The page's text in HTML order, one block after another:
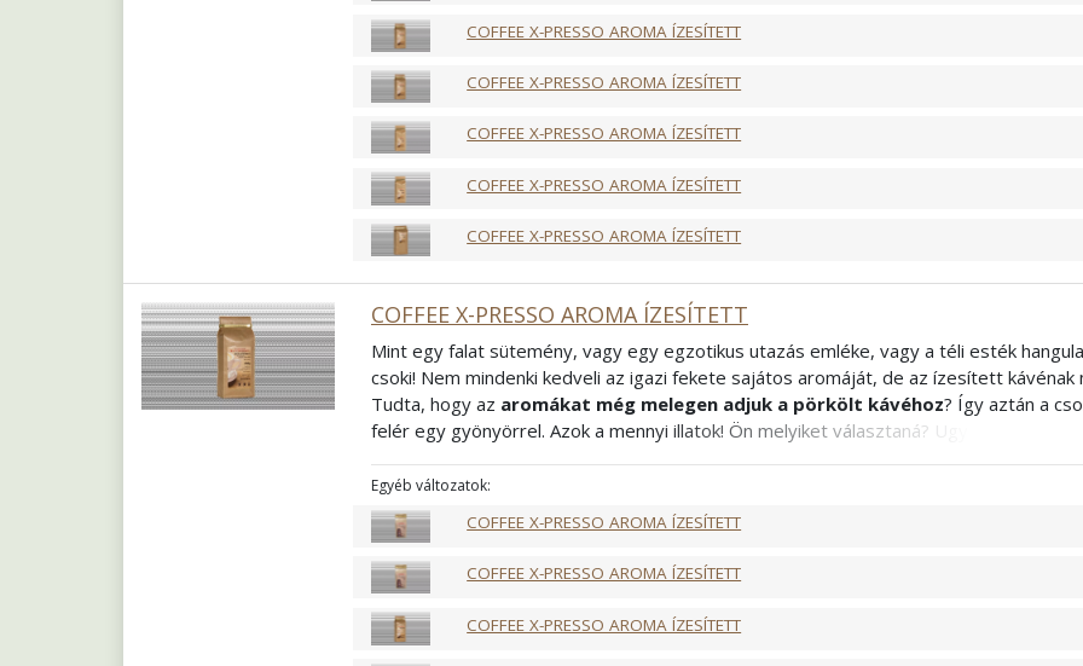
COFFEE X-PRESSO AROMA ÍZESÍTETT
COFFEE X-PRESSO AROMA ÍZESÍTETT
COFFEE X-PRESSO AROMA ÍZESÍTETT
COFFEE X-PRESSO AROMA ÍZESÍTETT
COFFEE X-PRESSO AROMA ÍZESÍTETT
COFFEE X-PRESSO AROMA ÍZESÍTETT
Mint egy falat sütemény, vagy egy egzotikus utazás emléke, vagy a téli esték
csoki! Nem mindenki kedveli az igazi fekete sajátos aromáját, de az ízesített kávénak
Tudta, hogy az aromákat még melegen adjuk a pörkölt kávéhoz? Így aztán a
felér egy gyönyörrel. Azok a mennyi illatok! Ön melyiket választaná? Ugye, hogy nem
tejalapú italok elkészítéséhez, tejes kávékhoz ajánljuk
fogyaszthatja. Egy ilyen kávé után - higgye el - még a kedve is jobb lesz!
Pörkölés
Közép francia
Őrlés
Szemes
Egyéb változatok:
COFFEE X-PRESSO AROMA ÍZESÍTETT
COFFEE X-PRESSO AROMA ÍZESÍTETT
COFFEE X-PRESSO AROMA ÍZESÍTETT